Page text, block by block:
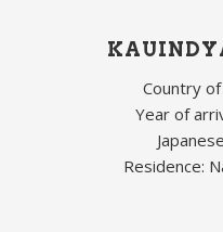
Country of
Year of
Residence: